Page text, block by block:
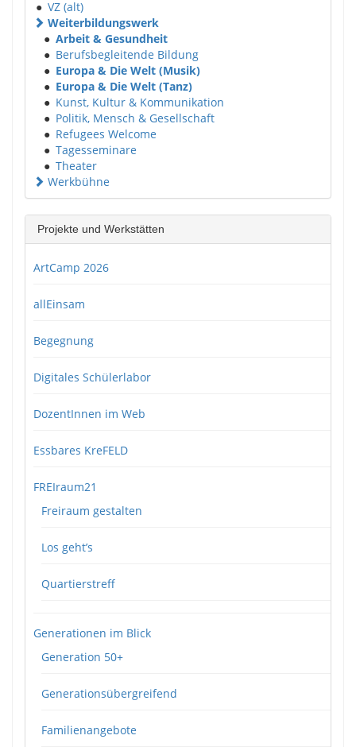
● VZ (alt)
Weiterbildungswerk
● Arbeit & Gesundheit
● Berufsbegleitende Bildung
● Europa & Die Welt (Musik)
● Europa & Die Welt (Tanz)
● Kunst, Kultur & Kommunikation
● Politik, Mensch & Gesellschaft
● Refugees Welcome
● Tagesseminare
● Theater
Werkbühne
Projekte und Werkstätten
ArtCamp 2026
allEinsam
Begegnung
Digitales Schülerlabor
DozentInnen im Web
Essbares KreFELD
FREIraum21
Freiraum gestalten
Los geht’s
Quartierstreff
Generationen im Blick
Generation 50+
Generationsübergreifend
Familienangebote